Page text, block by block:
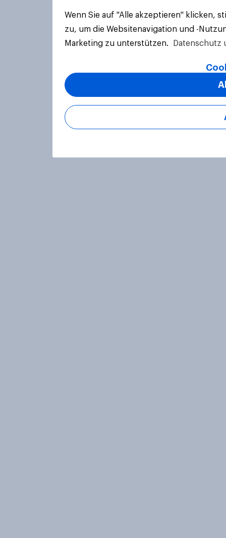
Wenn Sie auf "Alle akzeptieren" klicken,
zu, um die Websitenavigation und -
Marketing zu unterstützen.
Datenschutz